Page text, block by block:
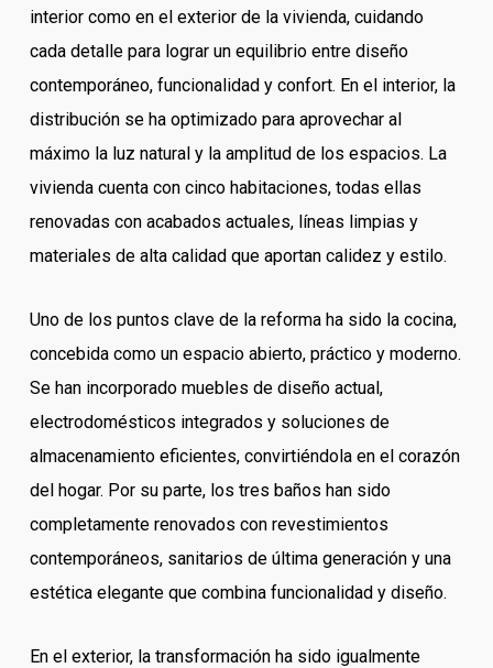
interior como en el exterior de la vivienda, cuidando
cada detalle para lograr un equilibrio entre diseño
contemporáneo, funcionalidad y confort. En el interior, la
distribución se ha optimizado para aprovechar al
máximo la luz natural y la amplitud de los espacios. La
vivienda cuenta con cinco habitaciones, todas ellas
renovadas con acabados actuales, líneas limpias y
materiales de alta calidad que aportan calidez y estilo.
Uno de los puntos clave de la reforma ha sido la cocina,
concebida como un espacio abierto, práctico y moderno.
Se han incorporado muebles de diseño actual,
electrodomésticos integrados y soluciones de
almacenamiento eficientes, convirtiéndola en el corazón
del hogar. Por su parte, los tres baños han sido
completamente renovados con revestimientos
contemporáneos, sanitarios de última generación y una
estética elegante que combina funcionalidad y diseño.
En el exterior, la transformación ha sido igualmente